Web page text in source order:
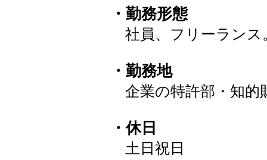
・勤務形態
社員、フリーランス
・勤務地
企業の特許部・知的
・休日
土日祝日